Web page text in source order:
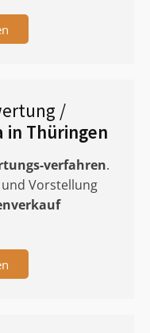
/
in Thüringen
verfahren.
und Vorstellung